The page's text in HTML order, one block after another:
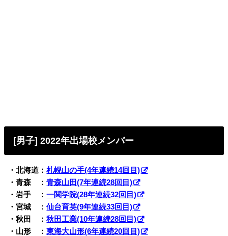
[男子] 2022年出場校メンバー
・北海道：札幌山の手(4年連続14回目)
・青森 ：青森山田(7年連続28回目)
・岩手 ：一関学院(28年連続32回目)
・宮城 ：仙台育英(9年連続33回目)
・秋田 ：秋田工業(10年連続28回目)
・山形 ：東海大山形(6年連続20回目)